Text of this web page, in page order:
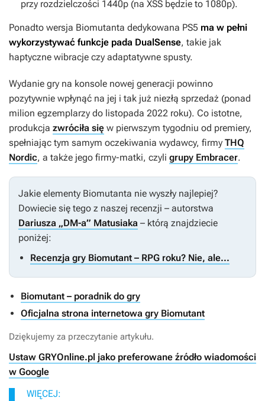
przy rozdzielczości 1440p (na XSS będzie to 1080p).
Ponadto wersja Biomutanta dedykowana PS5 ma w pełni
wykorzystywać funkcje pada DualSense, takie jak
haptyczne wibracje czy adaptatywne spusty.
Wydanie gry na konsole nowej generacji powinno
pozytywnie wpłynąć na jej i tak już niezłą sprzedaż (ponad
milion egzemplarzy do listopada 2022 roku). Co istotne,
produkcja zwróciła się w pierwszym tygodniu od premiery,
spełniając tym samym oczekiwania wydawcy, firmy THQ
Nordic, a także jego firmy-matki, czyli grupy Embracer.
Jakie elementy Biomutanta nie wyszły najlepiej?
Dowiecie się tego z naszej recenzji – autorstwa
Dariusza „DM-a” Matusiaka – którą znajdziecie
poniżej:
Recenzja gry Biomutant – RPG roku? Nie, ale...
Biomutant – poradnik do gry
Oficjalna strona internetowa gry Biomutant
Dziękujemy za przeczytanie artykułu.
Ustaw GRYOnline.pl jako preferowane źródło wiadomości
w Google
WIĘCEJ: